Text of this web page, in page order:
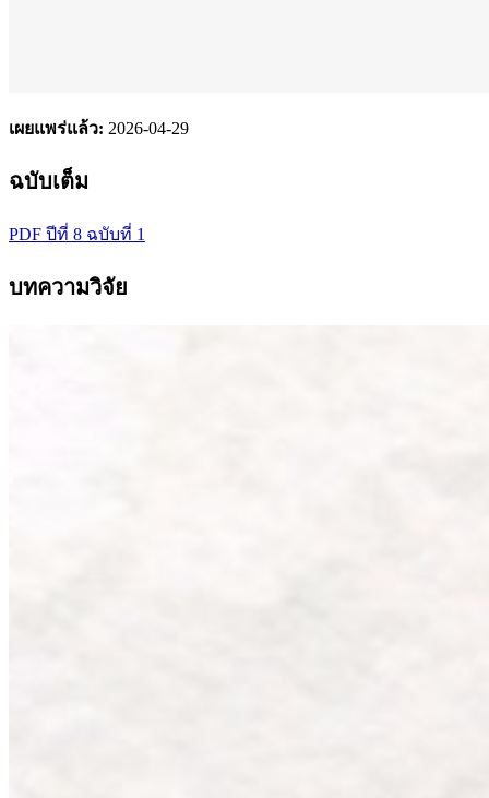
เผยแพร่แล้ว: 2026-04-29
ฉบับเต็ม
PDF ปีที่ 8 ฉบับที่ 1
บทความวิจัย